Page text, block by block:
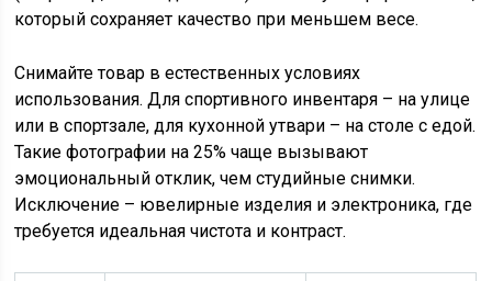
который сохраняет качество при меньшем весе.
Снимайте товар в естественных условиях
использования. Для спортивного инвентаря – на улице
или в спортзале, для кухонной утвари – на столе с едой.
Такие фотографии на 25% чаще вызывают
эмоциональный отклик, чем студийные снимки.
Исключение – ювелирные изделия и электроника, где
требуется идеальная чистота и контраст.